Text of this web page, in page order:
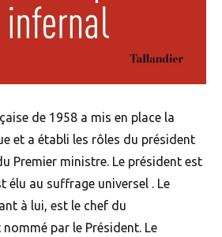
de 1958 a mis en place la
et a établi les rôles du président
Premier ministre. Le président est
élu au suffrage universel . Le
à lui, est le chef du
par le Président. Le